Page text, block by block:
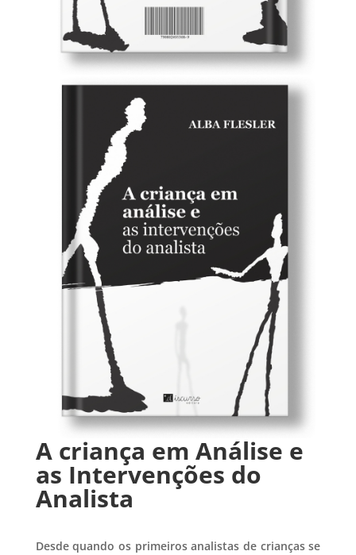
A criança em Análise e
as Intervenções do
Analista
Desde quando os primeiros analistas de crianças se